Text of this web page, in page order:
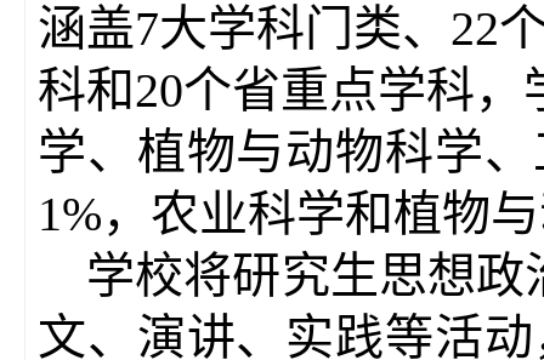
涵盖7大学科门类、22
科和20个省重点学科
学、植物与动物科学
1%，农业科学和植物
学校将研究生思想政
文、演讲、实践等活